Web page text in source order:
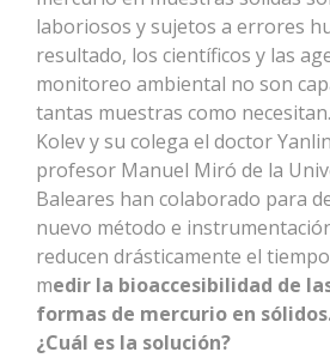
laboriosos y sujetos a errores
resultado, los científicos y las
monitoreo ambiental no son
tantas muestras como
Kolev y su colega el doctor
profesor Manuel Miró de la
Baleares han colaborado para
nuevo método e
reducen drásticamente el
medir la bioaccesibilidad de
formas de mercurio en
¿Cuál es la solución?